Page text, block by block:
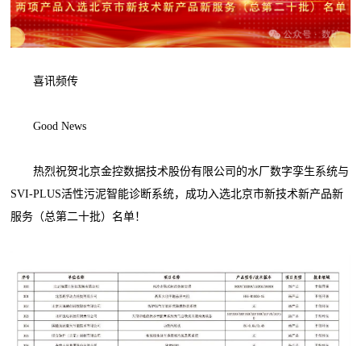
喜讯频传
Good News
热烈祝贺北京金控数据技术股份有限公司的水厂数字孪生系统与
SVI-PLUS活性污泥智能诊断系统，成功入选北京市新技术新产品新
服务（总第二十批）名单！